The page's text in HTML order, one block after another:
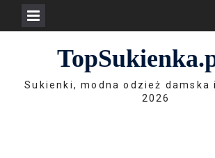
Sukienki, modna odzież damska
2026